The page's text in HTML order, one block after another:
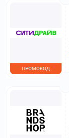
ПРОМОКОД